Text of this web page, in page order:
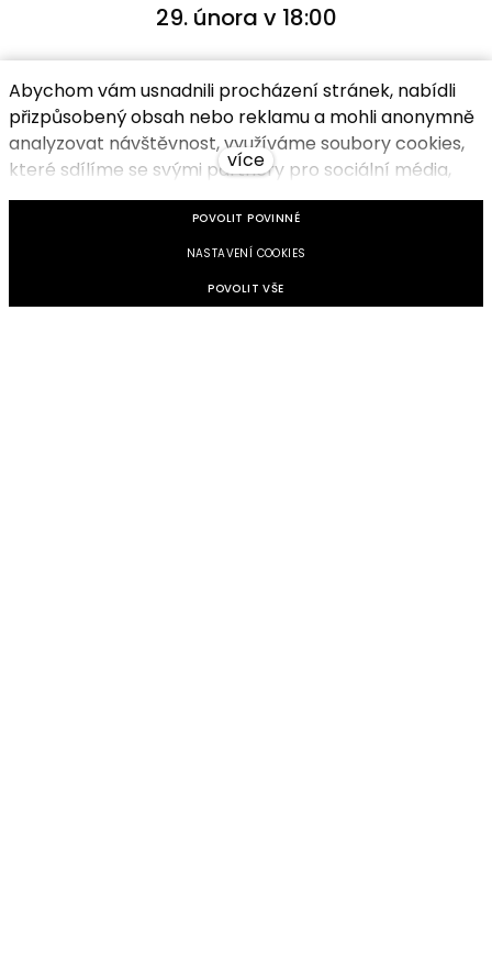
29. února v 18:00
Opero, Salvátorská 931, Praha 1
KOUPIT VSTUPENKY
Jak to vypadalo naposled?
Abychom vám usnadnili procházení stránek, nabídli
přizpůsobený obsah nebo reklamu a mohli anonymně
analyzovat návštěvnost, využíváme soubory cookies,
které sdílíme se svými partnery pro sociální média,
inzerci a analýzu. Jejich nastavení upravíte odkazem
"Nastavení cookies" a kdykoliv jej můžete změnit v
patičce webu. . Souhlasíte s používáním cookies?
více
POVOLIT POVINNÉ
NASTAVENÍ COOKIES
POVOLIT VŠE